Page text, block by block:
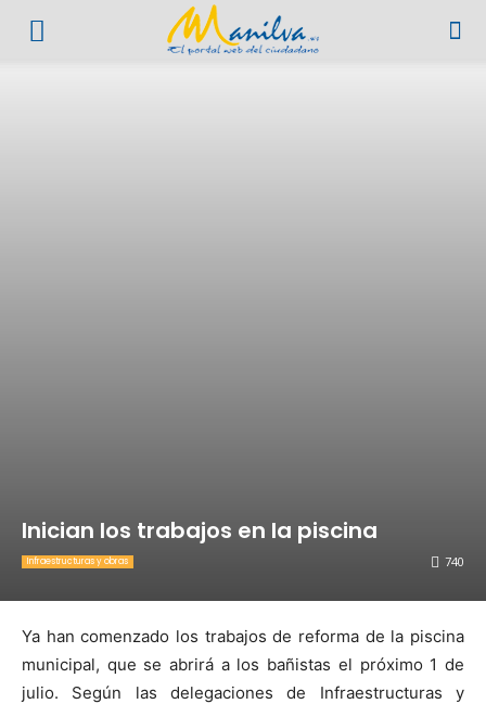
Inician los trabajos en la piscina
740
Infraestructuras y obras
Ya han comenzado los trabajos de reforma de la piscina
municipal, que se abrirá a los bañistas el próximo 1 de
julio. Según las delegaciones de Infraestructuras y